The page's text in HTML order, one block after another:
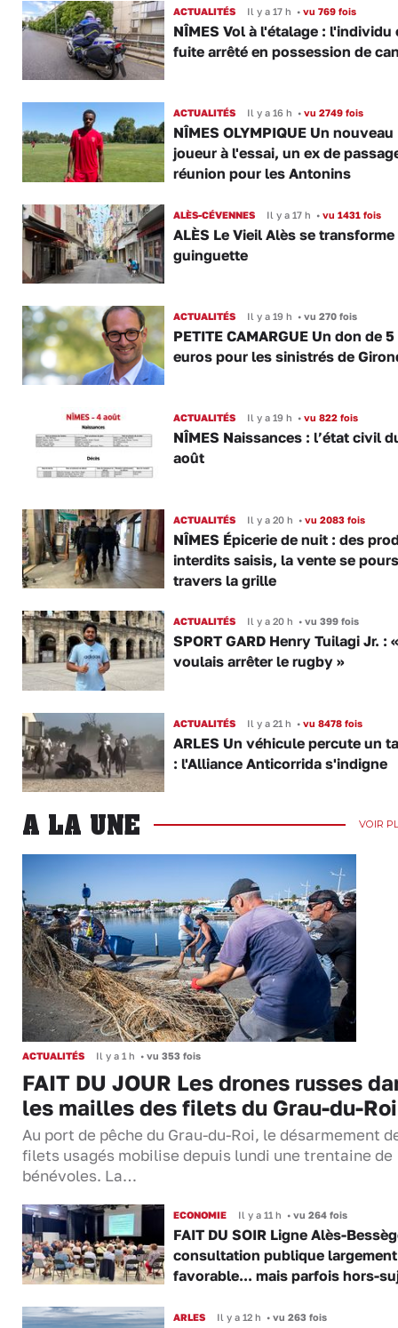
ACTUALITÉS Il y a 17 h •vu 769 fois
NÎMES Vol à l'étalage : l'individu
fuite arrêté en possession de
ACTUALITÉS Il y a 16 h •vu 2749 fois
NÎMES OLYMPIQUE Un nouveau
joueur à l'essai, un ex de
réunion pour les Antonins
ALÈS-CÉVENNES Il y a 17 h •vu 1431 fois
ALÈS Le Vieil Alès se transforme
guinguette
ACTUALITÉS Il y a 19 h •vu 270 fois
PETITE CAMARGUE Un don de
euros pour les sinistrés de
ACTUALITÉS Il y a 19 h •vu 822 fois
NÎMES Naissances : l’état civil
août
ACTUALITÉS Il y a 20 h •vu 2083 fois
NÎMES Épicerie de nuit : des
interdits saisis, la vente se
travers la grille
ACTUALITÉS Il y a 20 h •vu 399 fois
SPORT GARD Henry Tuilagi Jr. :
voulais arrêter le rugby »
ACTUALITÉS Il y a 21 h •vu 8478 fois
ARLES Un véhicule percute un
: l'Alliance Anticorrida s'indigne
A LA UNE VOIR
ACTUALITÉS Il y a 1 h • vu 353 fois
FAIT DU JOUR Les drones russes
les mailles des filets du Grau-du-Roi
Au port de pêche du Grau-du-Roi, le désarmement
filets usagés mobilise depuis lundi une trentaine de
bénévoles. La…
ECONOMIE Il y a 11 h •vu 264 fois
FAIT DU SOIR Ligne Alès-
consultation publique largement
favorable... mais parfois hors-
ARLES Il y a 12 h •vu 263 fois